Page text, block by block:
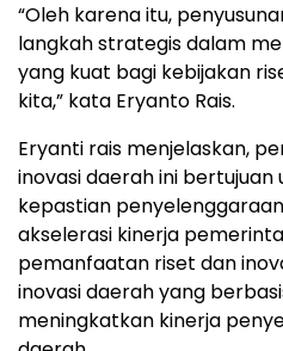
“Oleh karena itu,
langkah strategis dalam
yang kuat bagi kebijakan
kita,” kata Eryanto Rais.
Eryanti rais menjelaskan,
inovasi daerah ini bertujuan
kepastian
akselerasi kinerja
pemanfaatan riset dan
inovasi daerah yang
meningkatkan kinerja